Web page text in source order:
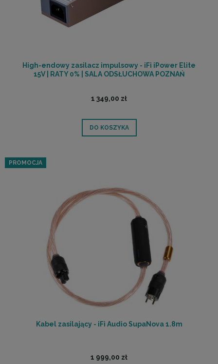
High-endowy zasilacz impulsowy - iFi iPower Elite
15V | RATY 0% | SALA ODSŁUCHOWA POZNAŃ
1 349,00 zł
DO KOSZYKA
Kabel zasilający - iFi Audio SupaNova 1.8m
1 999,00 zł
PROMOCJA